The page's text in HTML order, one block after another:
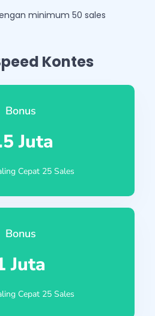
minimum 50 sales
Kontes
Bonus
Juta
Cepat 25 Sales
Bonus
Juta
Cepat 25 Sales